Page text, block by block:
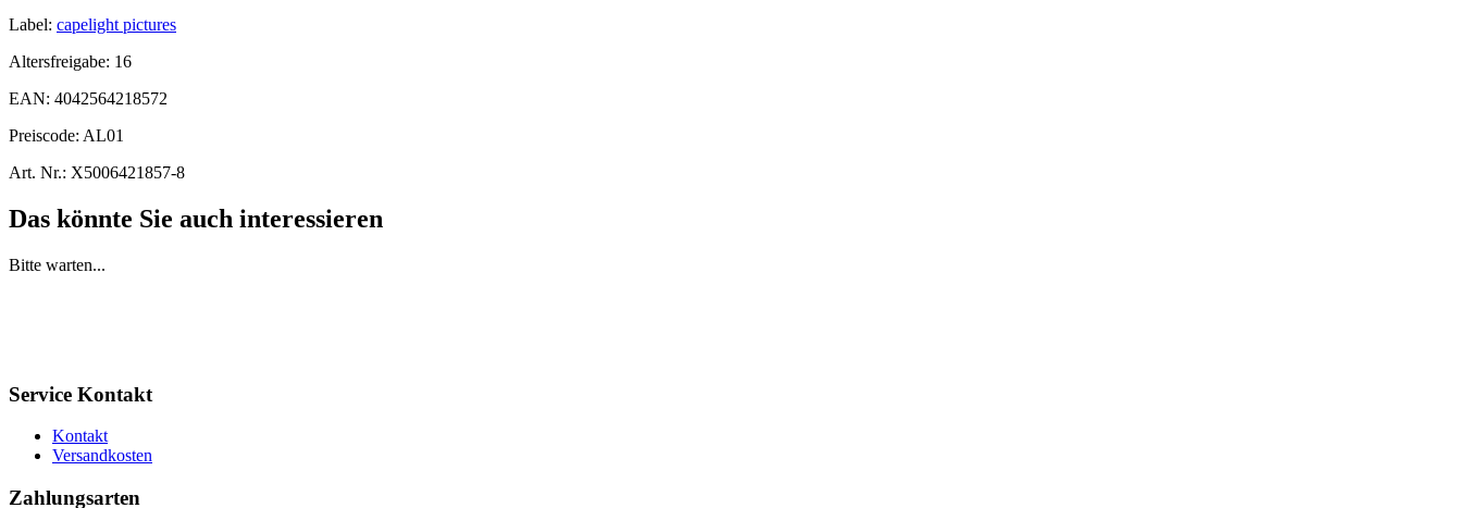
Label: capelight pictures
Altersfreigabe: 16
EAN: 4042564218572
Preiscode: AL01
Art. Nr.: X5006421857-8
Das könnte Sie auch interessieren
Bitte warten...
Service Kontakt
Kontakt
Versandkosten
Zahlungsarten